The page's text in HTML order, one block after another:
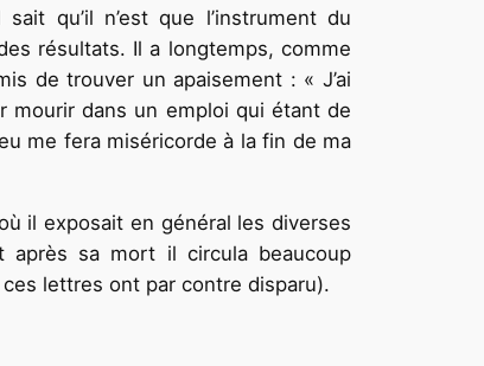
qu’il n’est que l’instrument du
résultats. Il a longtemps, comme
de trouver un apaisement : « J’ai
mourir dans un emploi qui étant de
me fera miséricorde à la fin de ma
il exposait en général les diverses
après sa mort il circula beaucoup
lettres ont par contre disparu).